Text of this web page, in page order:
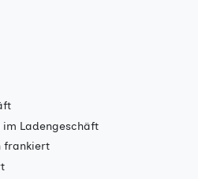
Ladengeschäft
frankiert